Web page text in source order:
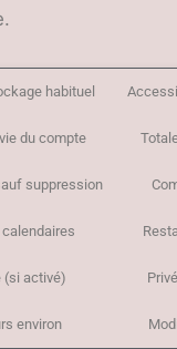
habituel
du compte
suppression
(si activé)
environ